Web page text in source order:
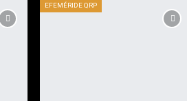
EFEMÉRIDE QRP